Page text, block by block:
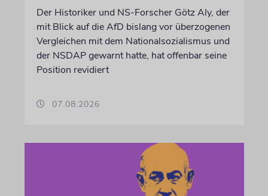
Der Historiker und NS-Forscher Götz Aly, der
mit Blick auf die AfD bislang vor überzogenen
Vergleichen mit dem Nationalsozialismus und
der NSDAP gewarnt hatte, hat offenbar seine
Position revidiert
07.08.2026